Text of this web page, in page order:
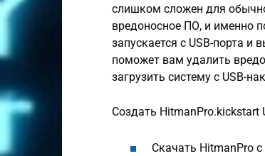
слишком сложен для
вредоносное ПО, и именно
запускается с USB-порта
поможет вам удалить
загрузить систему с USB-
Создать HitmanPro.kickstart
Скачать HitmanPro с